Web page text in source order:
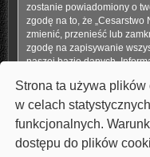
Strona ta używa
w celach
funkcjonalnych.
dostępu do plików
zostanie powiadomiony o
zgodę na to, że „Cesarstwo
zmienić, przenieść lub
zgodę na zapisywanie
naszej bazie danych.
ponosi odpowiedzialności
może dojść do kradzieży
Strona główna